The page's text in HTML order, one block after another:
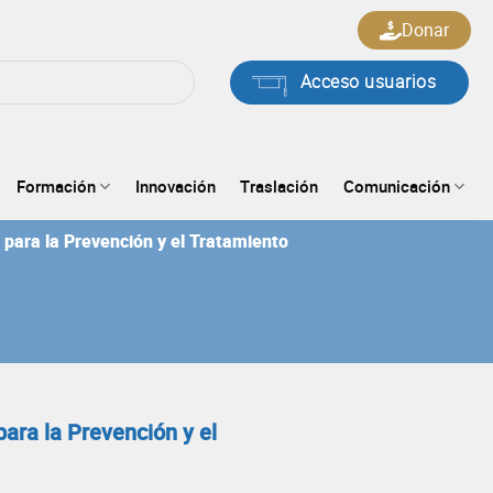
Acceso usuarios
Donar
Formación Innovación Traslación Comunicación
la Prevención y el Tratamiento
la Prevención y el